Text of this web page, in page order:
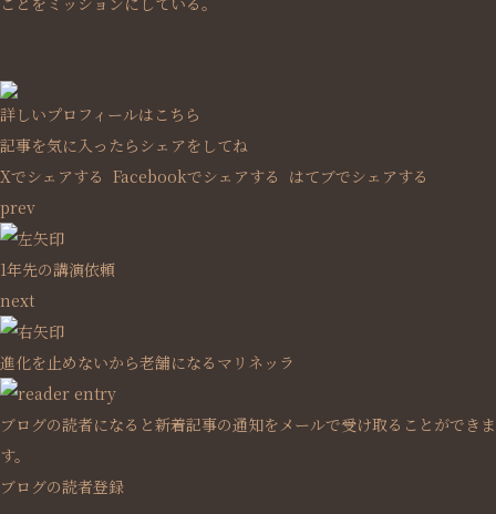
詳しいプロフィールはこちら
記事を気に入ったらシェアをしてね
Xでシェアする Facebookでシェアする はてブでシェアする
prev
1年先の講演依頼
next
進化を止めないから老舗になるマリネッラ
ブログの読者になると新着記事の通知をメールで受け取ることができま
す。
ブログの読者登録